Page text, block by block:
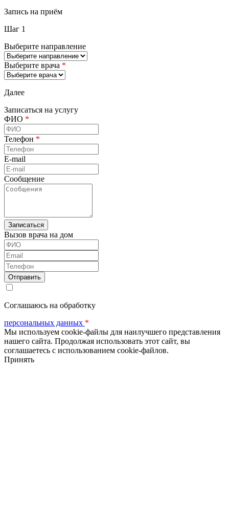
Запись на приём
Шаг 1
Выберите направление
Выберите врача *
Далее
Записаться на услугу
ФИО *
Телефон *
E-mail
Сообщение
Вызов врача на дом
ФИО
Email
Телефон
Соглашаюсь на обработку
персональных данных *
Мы используем cookie-файлы для наилучшего представления
нашего сайта. Продолжая использовать этот сайт, вы
соглашаетесь с использованием cookie-файлов.
Принять